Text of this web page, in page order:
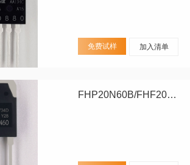
免费试样 加入清单
FHP20N60B/FHF20N60B/FHA20N60B